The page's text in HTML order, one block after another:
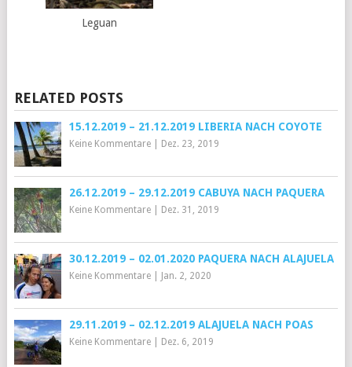
Leguan
RELATED POSTS
15.12.2019 – 21.12.2019 LIBERIA NACH COYOTE
Keine Kommentare| Dez. 23, 2019
26.12.2019 – 29.12.2019 CABUYA NACH PAQUERA
Keine Kommentare| Dez. 31, 2019
30.12.2019 – 02.01.2020 PAQUERA NACH ALAJUELA
Keine Kommentare| Jan. 2, 2020
29.11.2019 – 02.12.2019 ALAJUELA NACH POAS
Keine Kommentare| Dez. 6, 2019